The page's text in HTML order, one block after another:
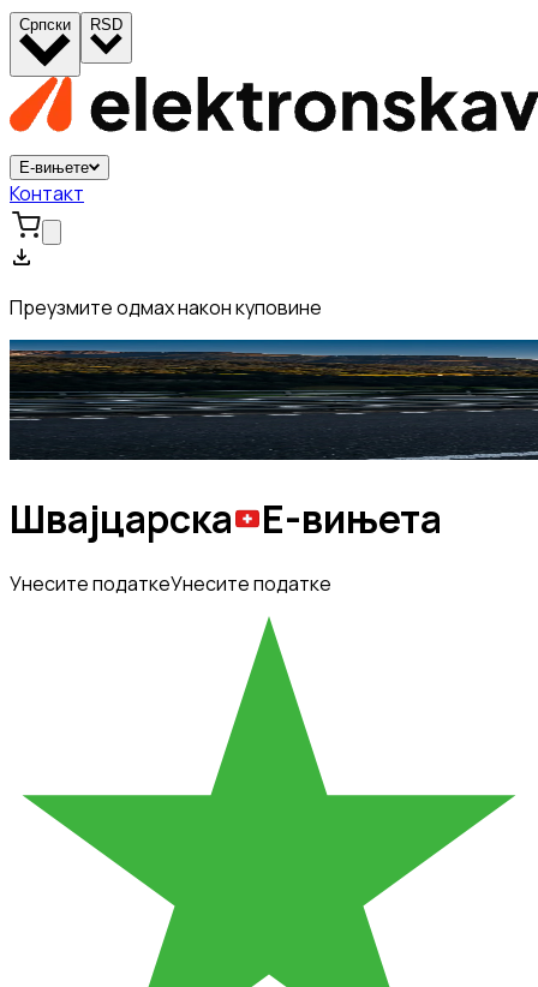
Српски RSD
Е-вињете
Контакт
Преузмите одмах након куповине
Швајцарска Е-вињета
Унесите податкеУнесите податке